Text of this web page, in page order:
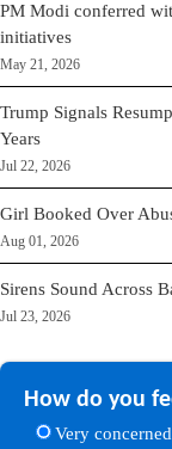
PM Modi conferred
initiatives
May 21, 2026
Trump Signals
Years
Jul 22, 2026
Girl Booked Over
Aug 01, 2026
Sirens Sound Across
Jul 23, 2026
How do you
Very concerned